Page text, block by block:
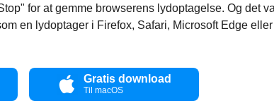
for at gemme browserens lydoptagelse. Og det
en lydoptager i Firefox, Safari, Microsoft Edge eller
Gratis download
Til macOS